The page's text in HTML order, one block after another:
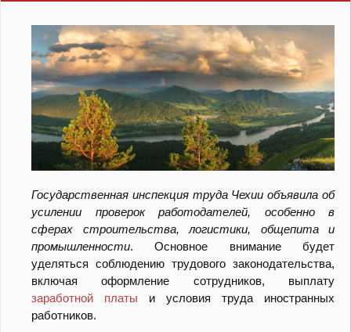
Государственная инспекция труда Чехии объявила об
усилении проверок работодателей, особенно в
сферах строительства, логистики, общепита и
промышленности. Основное внимание будет
уделяться соблюдению трудового законодательства,
включая оформление сотрудников, выплату
заработной платы и условия труда иностранных
работников.